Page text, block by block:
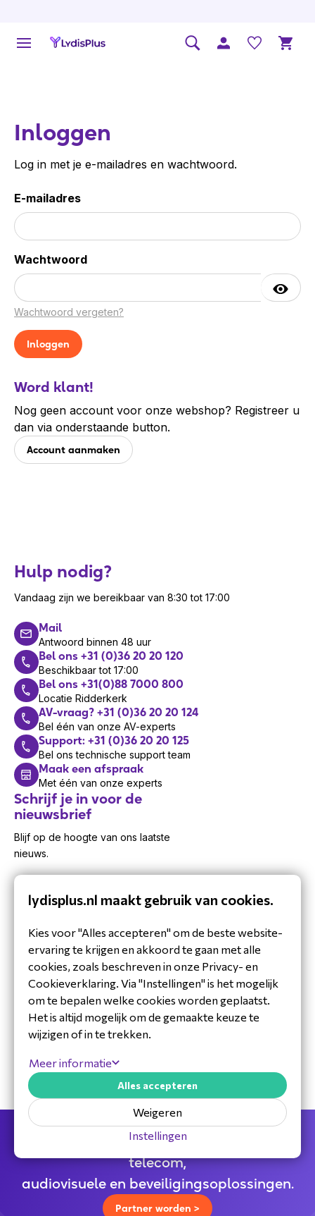
Inloggen
Log in met je e-mailadres en wachtwoord.
E-mailadres
Wachtwoord
Wachtwoord vergeten?
Word klant!
Nog geen account voor onze webshop? Registreer u
dan via onderstaande button.
Account aanmaken
Hulp nodig?
Vandaag zijn we bereikbaar van 8:30 tot 17:00
Mail
Antwoord binnen 48 uur
Bel ons +31 (0)36 20 20 120
Beschikbaar tot 17:00
Bel ons +31(0)88 7000 800
Locatie Ridderkerk
AV-vraag? +31 (0)36 20 20 124
Bel één van onze AV-experts
Support: +31 (0)36 20 20 125
Bel ons technische support team
Maak een afspraak
Met één van onze experts
Schrijf je in voor de
nieuwsbrief
Blijf op de hoogte van ons laatste
nieuws.
30 jaar ervaring in de branche
Toegewijd Nederlands service- en
ondersteuningsteam
Specialistische distributeur
Jouw full service distributeur voor alle
telecom,
audiovisuele en beveiligingsoplossingen.
Partner worden >
lydisplus.nl maakt gebruik van cookies.
Kies voor "Alles accepteren" om de beste website-
ervaring te krijgen en akkoord te gaan met alle
cookies, zoals beschreven in onze Privacy- en
Cookieverklaring. Via "Instellingen" is het mogelijk
om te bepalen welke cookies worden geplaatst.
Het is altijd mogelijk om de gemaakte keuze te
wijzigen of in te trekken.
Meer informatie
Instellingen
Weigeren
Alles accepteren